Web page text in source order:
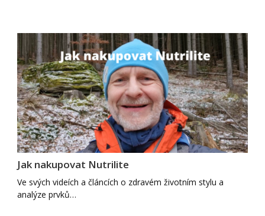
Jak nakupovat Nutrilite
Ve svých videích a článcích o zdravém životním stylu a
analýze prvků…